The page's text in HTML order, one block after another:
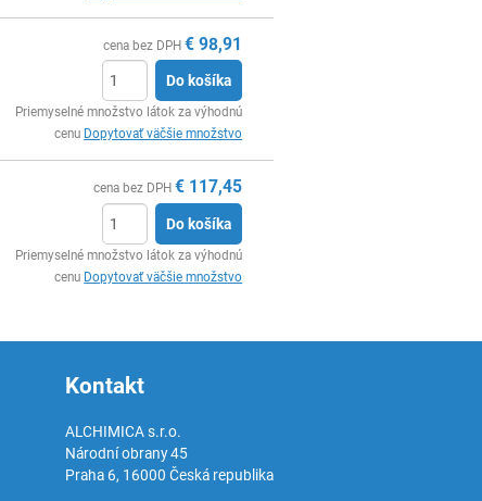
cena bez DPH € 98,91
Do košíka
Priemyselné množstvo látok za výhodnú
cenu Dopytovať väčšie množstvo
cena bez DPH € 117,45
Do košíka
Priemyselné množstvo látok za výhodnú
cenu Dopytovať väčšie množstvo
Kontakt
ALCHIMICA s.r.o.
Národní obrany 45
Praha 6, 16000 Česká republika